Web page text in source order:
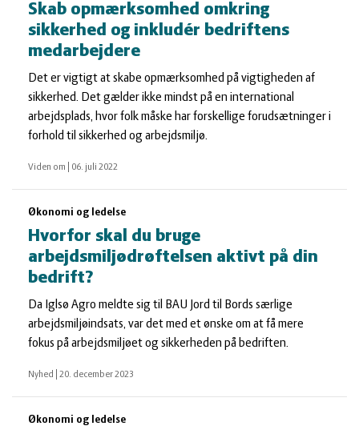
Skab opmærksomhed omkring
sikkerhed og inkludér bedriftens
medarbejdere
Det er vigtigt at skabe opmærksomhed på vigtigheden af
sikkerhed. Det gælder ikke mindst på en international
arbejdsplads, hvor folk måske har forskellige forudsætninger i
forhold til sikkerhed og arbejdsmiljø.
Viden om 06. juli 2022
Økonomi og ledelse
Hvorfor skal du bruge
arbejdsmiljødrøftelsen aktivt på din
bedrift?
Da Iglsø Agro meldte sig til BAU Jord til Bords særlige
arbejdsmiljøindsats, var det med et ønske om at få mere
fokus på arbejdsmiljøet og sikkerheden på bedriften.
Nyhed 20. december 2023
Økonomi og ledelse